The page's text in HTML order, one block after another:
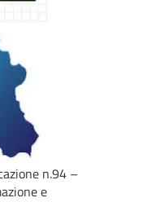
n.94 –
e